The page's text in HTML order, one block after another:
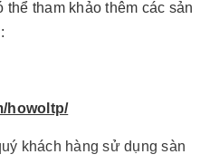
thể tham khảo thêm các sản
howoltp/
khách hàng sử dụng sàn